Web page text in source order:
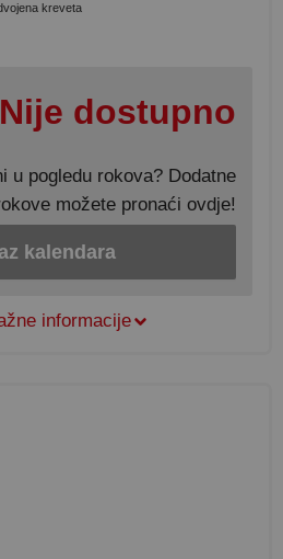
kreveta
Nije dostupno
u pogledu rokova? Dodatne
možete pronaći ovdje!
kalendara
informacije